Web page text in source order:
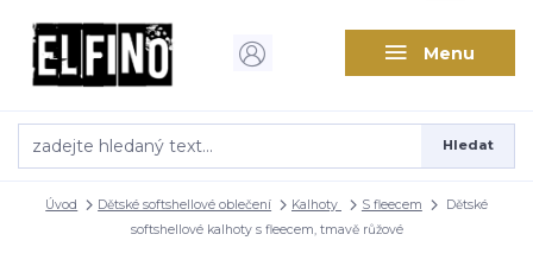
Menu
Hledat
Úvod Dětské softshellové oblečení Kalhoty S fleecem
Dětské
softshellové kalhoty s fleecem, tmavě růžové